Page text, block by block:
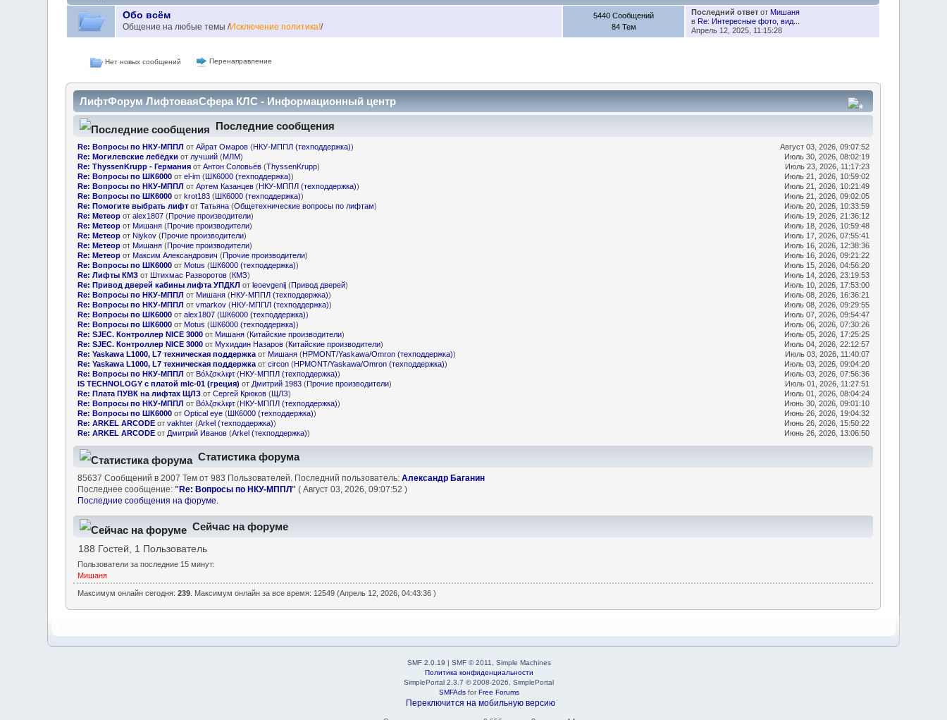
Обо всём
Общение на любые темы /Исключение политика!/
5440 Сообщений
84 Тем
Последний ответот Мишаня
в Re: Интересные фото, вид...
Апрель 12, 2025, 11:15:28
Нет новых сообщений Перенаправление
ЛифтФорум ЛифтоваяСфера КЛС - Информационный центр
Последние сообщения
Re: Вопросы по НКУ-МППЛ от Айрат Омаров(НКУ-МППЛ (техподдержка))
Август 03, 2026, 09:07:52
Re: Могилевские лебёдки от лучший(МЛМ)
Июль 30, 2026, 08:02:19
Re: ThyssenKrupp - Германияот Антон Соловьёв(ThyssenKrupp)
Июль 23, 2026, 11:17:23
Re: Вопросы по ШК6000от el-im(ШК6000 (техподдержка))
Июль 21, 2026, 10:59:02
Re: Вопросы по НКУ-МППЛ от Артем Казанцев(НКУ-МППЛ (техподдержка))
Июль 21, 2026, 10:21:49
Re: Вопросы по ШК6000от krot183(ШК6000 (техподдержка))
Июль 21, 2026, 09:02:05
Re: Помогите выбрать лифтот Татьяна(Общетехнические вопросы по лифтам)
Июль 20, 2026, 10:33:59
Re: Метеорот alex1807(Прочие производители)
Июль 19, 2026, 21:36:12
Re: Метеорот Мишаня(Прочие производители)
Июль 18, 2026, 10:59:48
Re: Метеорот Niykov(Прочие производители)
Июль 17, 2026, 07:55:41
Re: Метеорот Мишаня(Прочие производители)
Июль 16, 2026, 12:38:36
Re: Метеорот Максим Александрович (Прочие производители)
Июль 16, 2026, 09:21:22
Re: Вопросы по ШК6000от Motus (ШК6000 (техподдержка))
Июль 15, 2026, 04:56:20
Re: Лифты КМЗот Штихмас Разворотов(КМЗ)
Июль 14, 2026, 23:19:53
Re: Привод дверей кабины лифта УПДКЛ от leoevgenij(Привод дверей)
Июль 10, 2026, 17:53:00
Re: Вопросы по НКУ-МППЛ от Мишаня(НКУ-МППЛ (техподдержка))
Июль 08, 2026, 16:36:21
Re: Вопросы по НКУ-МППЛ от vmarkov(НКУ-МППЛ (техподдержка))
Июль 08, 2026, 09:29:55
Re: Вопросы по ШК6000от alex1807(ШК6000 (техподдержка))
Июль 07, 2026, 09:54:47
Re: Вопросы по ШК6000от Motus (ШК6000 (техподдержка))
Июль 06, 2026, 07:30:26
Re: SJEC. Контроллер NICE 3000от Мишаня(Китайские производители)
Июль 05, 2026, 17:25:25
Re: SJEC. Контроллер NICE 3000от Мухиддин Назаров(Китайские производители)
Июль 04, 2026, 22:12:57
Re: Yaskawa L1000, L7 техническая поддержкаот Мишаня(HPMONT/Yaskawa/Omron (техподдержка))
Июль 03, 2026, 11:40:07
Re: Yaskawa L1000, L7 техническая поддержкаот circon(HPMONT/Yaskawa/Omron (техподдержка))
Июль 03, 2026, 09:04:20
Re: Вопросы по НКУ-МППЛ от Βόλζσκλιφτ(НКУ-МППЛ (техподдержка))
Июль 03, 2026, 07:56:36
IS TECHNOLOGY с платой mlc-01 (греция) от Дмитрий 1983(Прочие производители)
Июль 01, 2026, 11:27:51
Re: Плата ПУВК на лифтах ЩЛЗот Сергей Крюков(ЩЛЗ)
Июль 01, 2026, 08:04:24
Re: Вопросы по НКУ-МППЛ от Βόλζσκλιφτ(НКУ-МППЛ (техподдержка))
Июнь 30, 2026, 09:01:10
Re: Вопросы по ШК6000от Optical eye(ШК6000 (техподдержка))
Июнь 26, 2026, 19:04:32
Re: ARKEL ARCODEот vakhter(Arkel (техподдержка))
Июнь 26, 2026, 15:50:22
Re: ARKEL ARCODEот Дмитрий Иванов(Arkel (техподдержка)) Июнь 26, 2026, 13:06:50
Статистика форума
85637 Сообщений в 2007 Тем от 983 Пользователей. Последний пользователь:Александр Баганин
Последнее сообщение:" Re: Вопросы по НКУ-МППЛ" ( Август 03, 2026, 09:07:52 )
Последние сообщения на форуме.
Сейчас на форуме
188 Гостей, 1 Пользователь
Пользователи за последние 15 минут:
Мишаня
Максимум онлайн сегодня: 239. Максимум онлайн за все время: 12549 (Апрель 12, 2026, 04:43:36 )
SMF 2.0.19 | SMF © 2011
Simple Machines
Политика конфиденциальности
SimplePortal 2.3.7 © 2008-2026, SimplePortal
SMFAdsforFree Forums
Переключится на мобильную версию